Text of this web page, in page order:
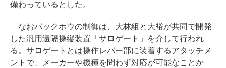
備わっているとした。
なおバックホウの制御は、大林組と大裕が共同で開発
した汎用遠隔操縦装置「サロゲート」を介して行われ
る。サロゲートとは操作レバー部に装着するアタッチメ
ントで、メーカーや機種を問わず対応が可能なことか